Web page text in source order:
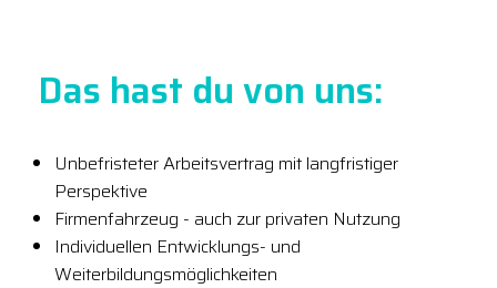
Das hast du von uns:
Unbefristeter Arbeitsvertrag mit langfristiger
Perspektive
Firmenfahrzeug - auch zur privaten Nutzung
Individuellen Entwicklungs- und
Weiterbildungsmöglichkeiten